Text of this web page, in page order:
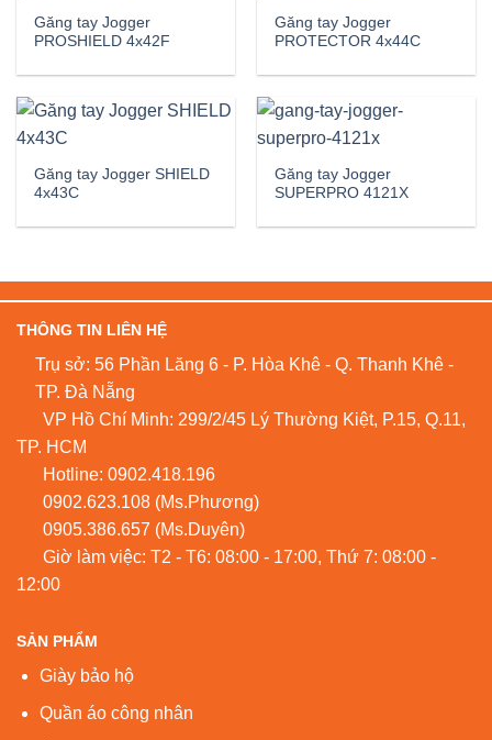
Găng tay Jogger
PROSHIELD 4x42F
Găng tay Jogger
PROTECTOR 4x44C
Găng tay Jogger SHIELD
4x43C
Găng tay Jogger
SUPERPRO 4121X
THÔNG TIN LIÊN HỆ
Trụ sở: 56 Phần Lăng 6 - P. Hòa Khê - Q. Thanh Khê -
TP. Đà Nẵng
VP Hồ Chí Minh: 299/2/45 Lý Thường Kiệt, P.15, Q.11,
TP. HCM
Hotline: 0902.418.196
0902.623.108 (Ms.Phương)
0905.386.657 (Ms.Duyên)
Giờ làm việc: T2 - T6: 08:00 - 17:00, Thứ 7: 08:00 -
12:00
SẢN PHẨM
Giày bảo hộ
Quần áo công nhân